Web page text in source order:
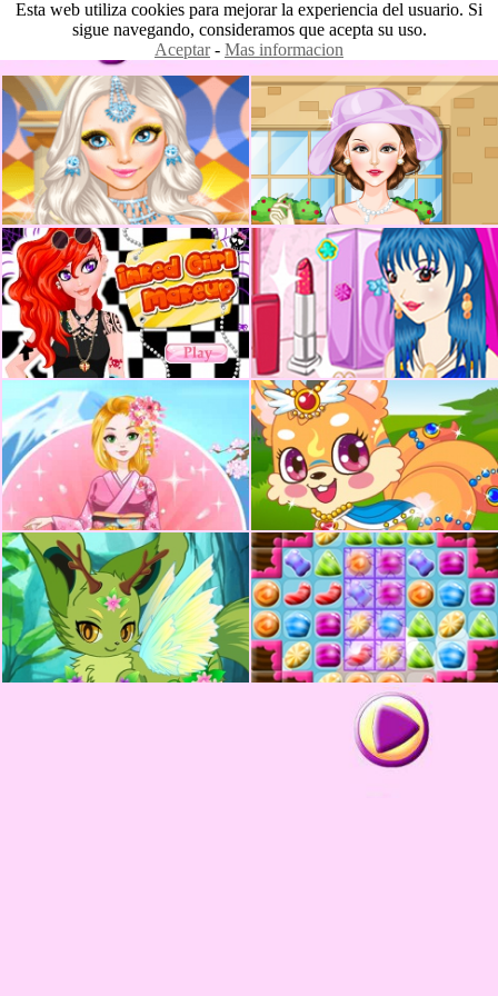
Esta web utiliza cookies para mejorar la experiencia del usuario. Si
sigue navegando, consideramos que acepta su uso.
Aceptar- Mas informacion